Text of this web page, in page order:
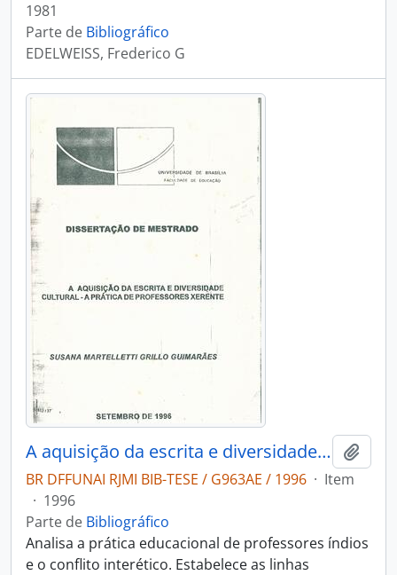
1981
Parte de Bibliográfico
EDELWEISS, Frederico G
A aquisição da escrita e diversidade cultural: a prática dos professores Xerente
BR DFFUNAI RJMI BIB-TESE / G963AE / 1996 · Item
· 1996
Parte de Bibliográfico
Analisa a prática educacional de professores índios
e o conflito interético. Estabelece as linhas